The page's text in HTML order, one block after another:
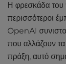
Η φρεσκάδα του
περισσότεροι
OpenAI
που αλλάζουν τα
πράξη, αυτό